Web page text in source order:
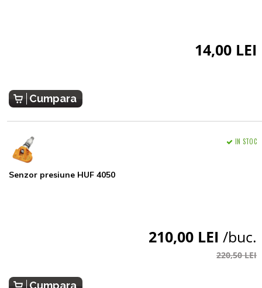
14,00 LEI
Cumpara
Senzor presiune HUF 4050
IN STOC
210,00 LEI /buc.
220,50 LEI
Cumpara